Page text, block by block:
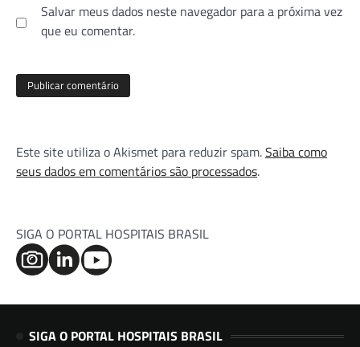
Salvar meus dados neste navegador para a próxima vez
que eu comentar.
Este site utiliza o Akismet para reduzir spam.Saiba como
seus dados em comentários são processados.
SIGA O PORTAL HOSPITAIS BRASIL
SIGA O PORTAL HOSPITAIS BRASIL